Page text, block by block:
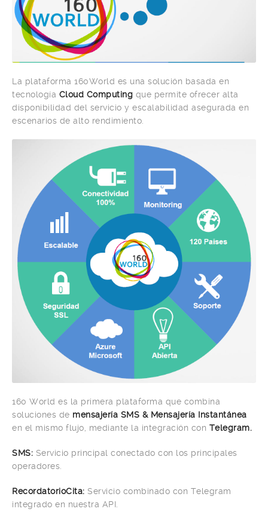
La plataforma 160World es una solución basada en
tecnología Cloud Computing que permite ofrecer alta
disponibilidad del servicio y escalabilidad asegurada en
escenarios de alto rendimiento.
160 World es la primera plataforma que combina
soluciones de mensajería SMS & Mensajería Instantánea
en el mismo flujo, mediante la integración con Telegram.
SMS: Servicio principal conectado con los principales
operadores.
RecordatorioCita: Servicio combinado con Telegram
integrado en nuestra API.